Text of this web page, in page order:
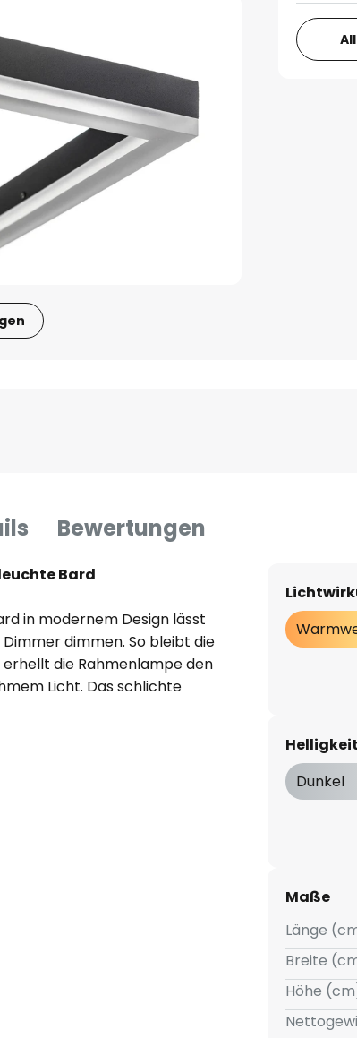
Bewertungen
Bard
in modernem Design lässt
dimmen. So bleibt die
die Rahmenlampe den
Licht. Das schlichte
und Farben macht
zwei übereinanderliegenden
sind mit
wirken dadurch dezent
ein modernes Lichtkonzept,
Helligkeit
Dunkel
Maße
Länge
Breite
Höhe